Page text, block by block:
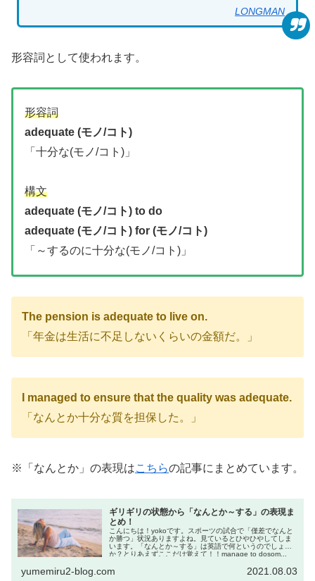
LONGMAN
形容詞として使われます。
形容詞
adequate (モノ/コト)
「十分な(モノ/コト)」
構文
adequate (モノ/コト) to do
adequate (モノ/コト) for (モノ/コト)
「～するのに十分な(モノ/コト)」
The pension is adequate to live on.
「年金は生活に不足しないくらいの金額だ。」
I managed to ensure that the quality was adequate.
「なんとか十分な質を担保した。」
※「なんとか」の表現はこちらの記事にまとめています。
ギリギリの状態から「なんとか～する」の表現ま
とめ！
こんにちは！yokoです。スポーツの試合で「僅差でなんと
か勝つ」状況ありますよね。見ているとひやひやしてしま
います。「なんとか～する」は英語で何というのでしょう
か？とりあえずここだけ覚えて！！manage to dosom...
yumemiru2-blog.com 2021.08.03